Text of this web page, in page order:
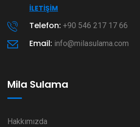
İLETIŞIM
Telefon: +90 546 217 17 66
Email: info@milasulama.com
Mila Sulama
Hakkımızda